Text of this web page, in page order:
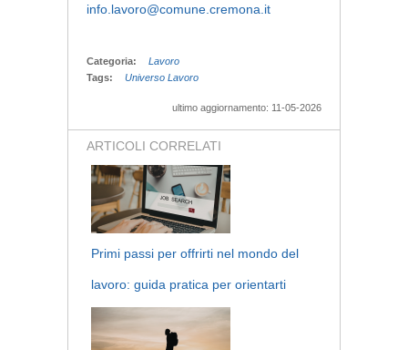
info.lavoro@comune.cremona.it
Categoria:
Lavoro
Tags:
Universo Lavoro
ultimo aggiornamento: 11-05-2026
ARTICOLI CORRELATI
Primi passi per offrirti nel mondo del
lavoro: guida pratica per orientarti